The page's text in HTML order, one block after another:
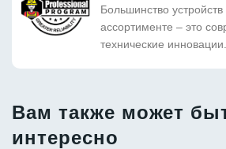
Большинство
ассортименте – это
технические инновации.
Вам также может
интересно